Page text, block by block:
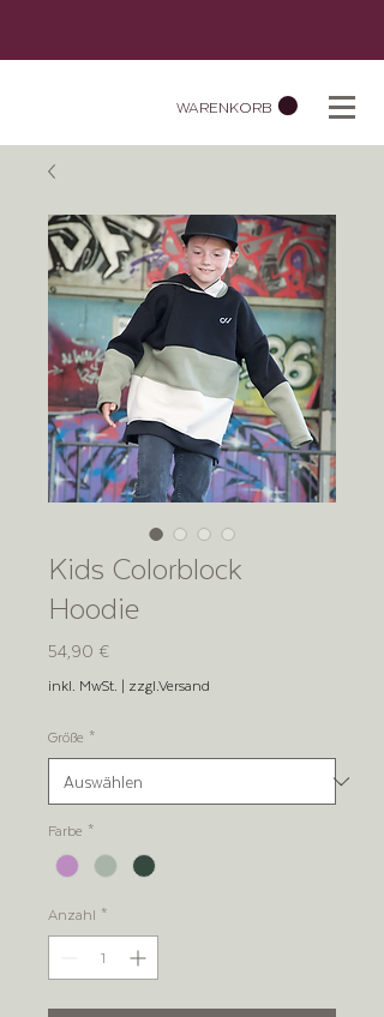
WARENKORB
Kids Colorblock
Hoodie
54,90 €
inkl. MwSt. | zzgl.Versand
Größe *
Farbe *
Anzahl *